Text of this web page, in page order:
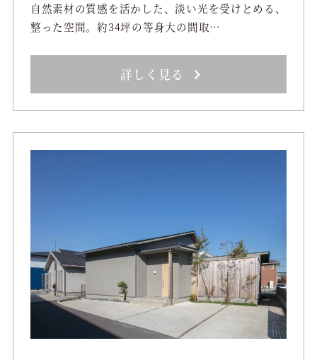
自然素材の質感を活かした、淡い光を受けとめる、
整った空間。約34坪の等身大の間取…
詳しく見る